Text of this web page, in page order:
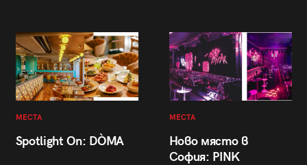
МЕСТА
Spotlight On: DÒMA
МЕСТА
Ново място в
София: PINK